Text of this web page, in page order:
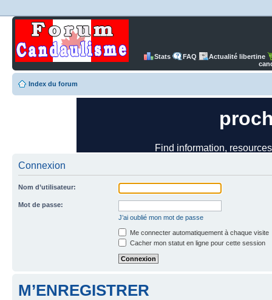
Stats FAQ
Actualité libertine
Index du forum
Connexion
Nom d’utilisateur:
Mot de passe:
J’ai oublié mon mot de passe
Me connecter automatiquement à chaque visite
Cacher mon statut en ligne pour cette session
M’ENREGISTRER